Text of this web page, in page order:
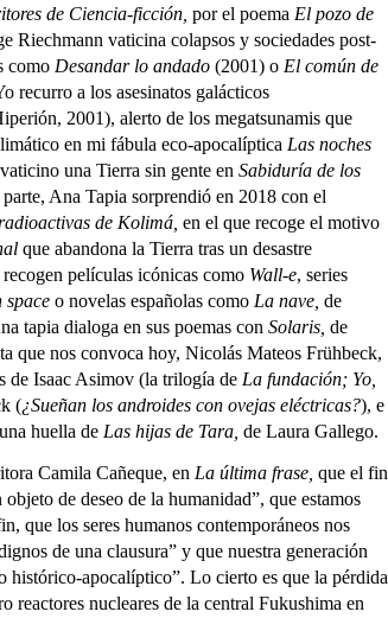
de Ciencia-ficción, por el poema El pozo de
Riechmann vaticina colapsos y sociedades post-
como Desandar lo andado (2001) o El común de
recurro a los asesinatos galácticos
2001), alerto de los megatsunamis que
en mi fábula eco-apocalíptica Las noches
una Tierra sin gente en Sabiduría de los
Ana Tapia sorprendió en 2018 con el
de Kolimá, en el que recoge el motivo
que abandona la Tierra tras un desastre
películas icónicas como Wall-e, series
space o novelas españolas como La nave, de
tapia dialoga en sus poemas con Solaris, de
que nos convoca hoy, Nicolás Mateos Frühbeck,
de Isaac Asimov (la trilogía de La fundación; Yo,
(¿Sueñan los androides con ovejas eléctricas?), e
huella de Las hijas de Tara, de Laura Gallego.
Camila Cañeque, en La última frase, que el fin
de deseo de la humanidad”, que estamos
que los seres humanos contemporáneos nos
de una clausura” y que nuestra generación
histórico-apocalíptico”. Lo cierto es que la pérdida
reactores nucleares de la central Fukushima en